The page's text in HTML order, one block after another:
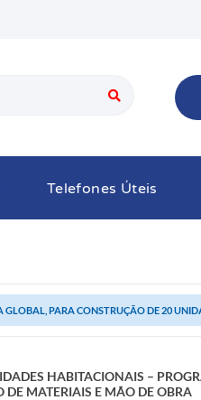
Telefones Úteis
GLOBAL, PARA CONSTRUÇÃO DE 20
HABITACIONAIS –
MATERIAIS E MÃO DE OBRA